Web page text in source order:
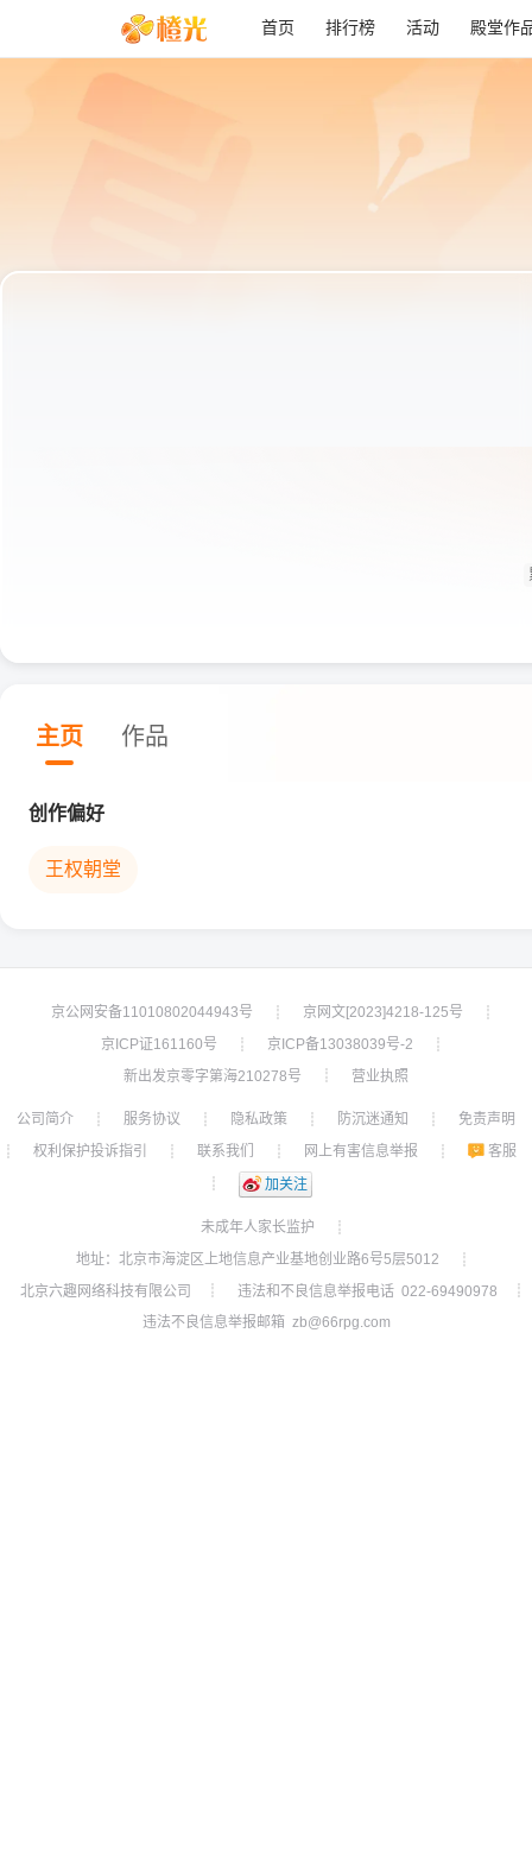
首页 排行榜 活动 殿堂作
主页 作品
创作偏好
王权朝堂
京公网安备11010802044943号 ┊ 京网文[2023]4218-125号
┊
京ICP证161160号
┊ 京ICP备13038039号-2
┊
新出发京零字第海210278号
┊ 营业执照
公司简介 ┊ 服务协议 ┊ 隐私政策 ┊ 防沉迷通知 ┊
免责声明
┊
权利保护投诉指引 ┊ 联系我们 ┊ 网上有害信息举报 ┊
客服
┊
加关注
未成年人家长监护
┊
地址：北京市海淀区上地信息产业基地创业路6号5层5012
┊
北京六趣网络科技有限公司
┊ 违法和不良信息举报电话 022-69490978
┊
违法不良信息举报邮箱 zb@66rpg.com